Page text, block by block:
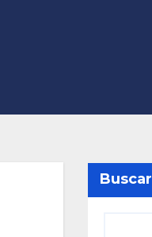
Buscar